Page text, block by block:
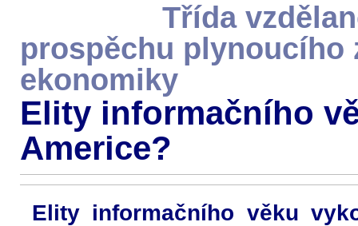
Třída
prospěchu plynoucího
ekonomiky
Elity informačního
Americe?
Elity informačního věku